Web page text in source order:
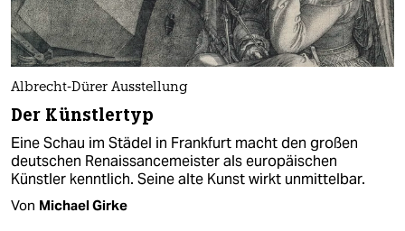
Albrecht-Dürer Ausstellung
Der Künstlertyp
Eine Schau im Städel in Frankfurt macht den großen
deutschen Renaissancemeister als europäischen
Künstler kenntlich. Seine alte Kunst wirkt unmittelbar.
Von Michael Girke